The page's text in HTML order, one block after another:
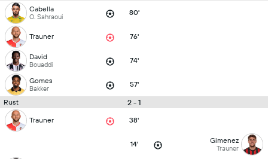
Cabella
O. Sahraoui 80'
Trauner 76'
David
Bouaddi 74'
Gomes
Bakker 57'
Rust 2 - 1
Trauner 38'
14' Gimenez
Trauner